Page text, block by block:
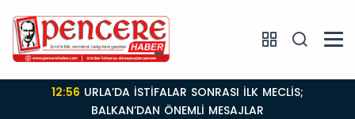
12:56
BALKAN’DAN ÖNEMLİ MESAJLAR